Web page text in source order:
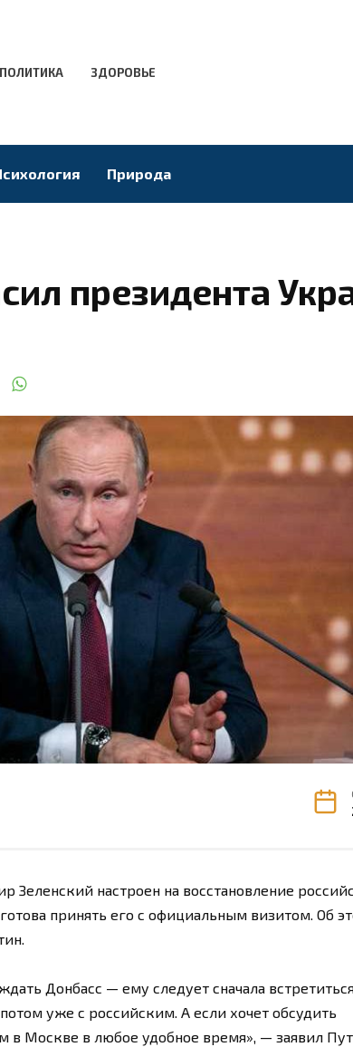
ПОЛИТИКА ЗДОРОВЬЕ
Природа
президента
Зеленский настроен на восстановление
принять его с официальным визитом. Об
Донбасс — ему следует сначала
уже с российским. А если хочет обсудить
в Москве в любое удобное время», — заявил